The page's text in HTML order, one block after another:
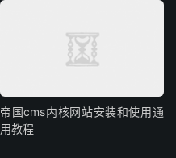
帝国cms内核网站安装和使用通
用教程